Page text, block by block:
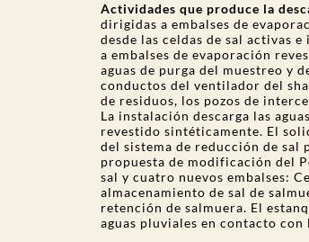
Actividades que produce la
dirigidas a embalses de
desde las celdas de sal activas
a embalses de evaporación
aguas de purga del muestreo y
conductos del ventilador del
de residuos, los pozos de
La instalación descarga las
revestido sintéticamente. El
del sistema de reducción de sal
propuesta de modificación del
sal y cuatro nuevos embalses:
almacenamiento de sal de
retención de salmuera. El
aguas pluviales en contacto con